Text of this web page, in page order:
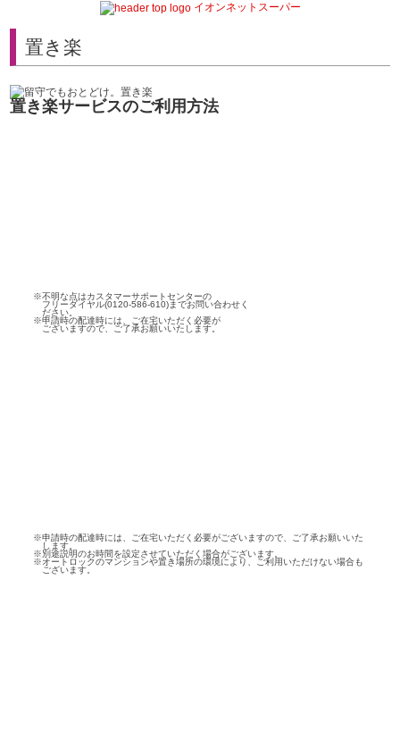
イオンネットスーパー
置き楽
置き楽サービスのご利用方法
※不明な点はカスタマーサポートセンターの
フリーダイヤル(0120-586-610)までお問い合わせく
ださい。
※申請時の配達時には、ご在宅いただく必要が
ございますので、ご了承お願いいたします。
※申請時の配達時には、ご在宅いただく必要がございますので、ご了承お願いいた
します。
※別途説明のお時間を設定させていただく場合がございます。
※オートロックのマンションや置き場所の環境により、ご利用いただけない場合も
ございます。